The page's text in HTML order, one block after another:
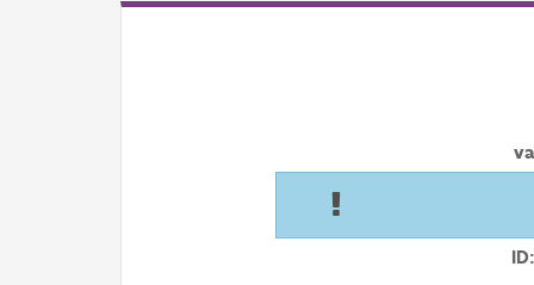
ID